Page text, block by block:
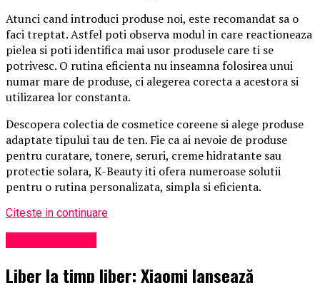
Atunci cand introduci produse noi, este recomandat sa o
faci treptat. Astfel poti observa modul in care reactioneaza
pielea si poti identifica mai usor produsele care ti se
potrivesc. O rutina eficienta nu inseamna folosirea unui
numar mare de produse, ci alegerea corecta a acestora si
utilizarea lor constanta.
Descopera colectia de cosmetice coreene si alege produse
adaptate tipului tau de ten. Fie ca ai nevoie de produse
pentru curatare, tonere, seruri, creme hidratante sau
protectie solara, K-Beauty iti ofera numeroase solutii
pentru o rutina personalizata, simpla si eficienta.
Citeste in continuare
Liber la timp liber: Xiaomi lansează